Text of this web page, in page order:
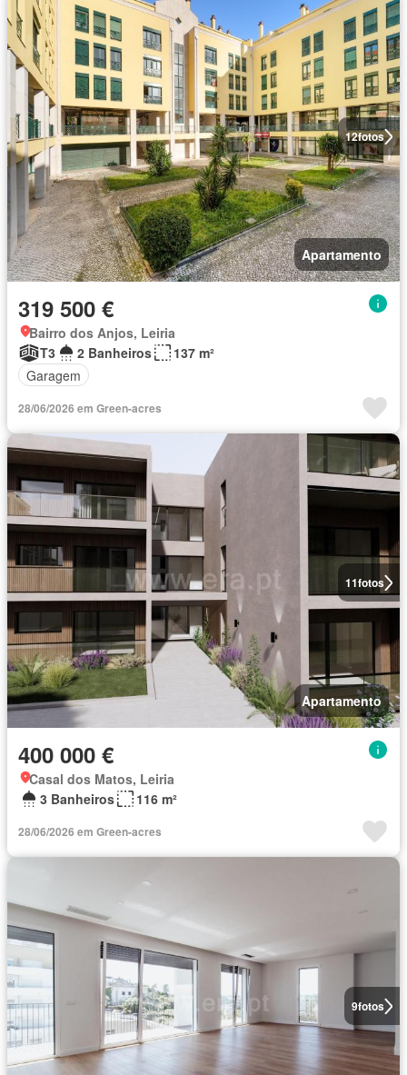
12fotos
Apartamento
319 500 €
Bairro dos Anjos, Leiria
T3
2 Banheiros
137 m²
Garagem
28/06/2026 em Green-acres
11fotos
Apartamento
400 000 €
Casal dos Matos, Leiria
3 Banheiros
116 m²
28/06/2026 em Green-acres
9fotos